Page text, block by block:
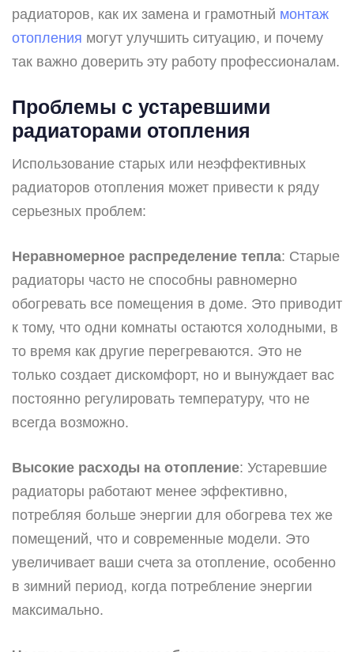
радиаторов, как их замена и грамотный монтаж
отопления могут улучшить ситуацию, и почему
так важно доверить эту работу профессионалам.
Проблемы с устаревшими
радиаторами отопления
Использование старых или неэффективных
радиаторов отопления может привести к ряду
серьезных проблем:
Неравномерное распределение тепла: Старые
радиаторы часто не способны равномерно
обогревать все помещения в доме. Это приводит
к тому, что одни комнаты остаются холодными, в
то время как другие перегреваются. Это не
только создает дискомфорт, но и вынуждает вас
постоянно регулировать температуру, что не
всегда возможно.
Высокие расходы на отопление: Устаревшие
радиаторы работают менее эффективно,
потребляя больше энергии для обогрева тех же
помещений, что и современные модели. Это
увеличивает ваши счета за отопление, особенно
в зимний период, когда потребление энергии
максимально.